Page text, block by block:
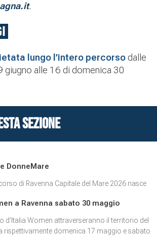
.
lungo l’intero percorso dalle
giugno alle 16 di domenica 30
sezione
DonneMare
di Ravenna Capitale del Mare 2026 nasce
a Ravenna sabato 30 maggio
d’Italia Women attraverseranno il territorio del
rispettivamente domenica 17 maggio e sabato